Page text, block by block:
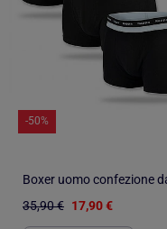
-50%
35,90 € 17,90 €